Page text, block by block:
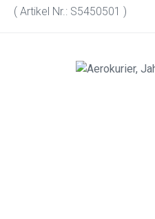
( Artikel Nr.: S5450501 )
Bildergalerie überspringen